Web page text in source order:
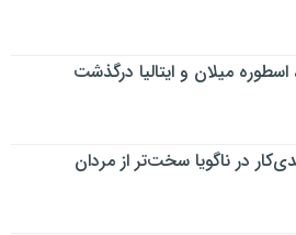
اسطوره میلان و ایتالیا درگذشت
در ناگویا سخت‌تر از مردان